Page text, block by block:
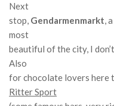
Next
stop, Gendarmenmarkt,
most
beautiful of the city, I
Also
for chocolate lovers here
Ritter Sport